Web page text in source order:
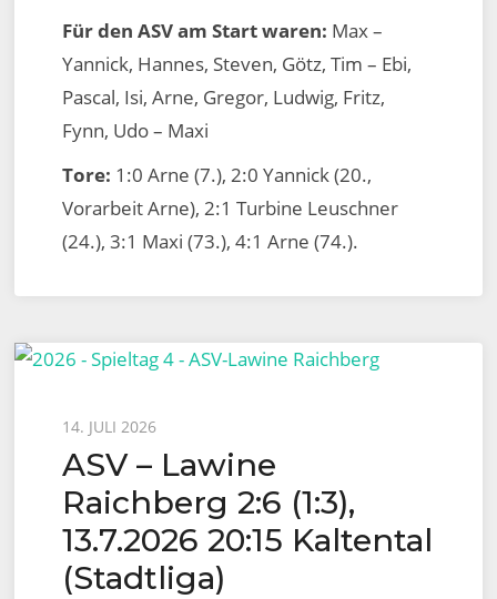
Für den ASV am Start waren: Max –
Yannick, Hannes, Steven, Götz, Tim – Ebi,
Pascal, Isi, Arne, Gregor, Ludwig, Fritz,
Fynn, Udo – Maxi
Tore: 1:0 Arne (7.), 2:0 Yannick (20.,
Vorarbeit Arne), 2:1 Turbine Leuschner
(24.), 3:1 Maxi (73.), 4:1 Arne (74.).
Posted
on
14. JULI 2026
ASV – Lawine
Raichberg 2:6 (1:3),
13.7.2026 20:15 Kaltental
(Stadtliga)